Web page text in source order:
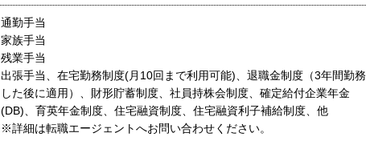
通勤手当
家族手当
残業手当
出張手当、在宅勤務制度(月10回まで利用可能)、退職金制度（3年間勤務
した後に適用）、財形貯蓄制度、社員持株会制度、確定給付企業年金
(DB)、育英年金制度、住宅融資制度、住宅融資利子補給制度、他
※詳細は転職エージェントへお問い合わせください。